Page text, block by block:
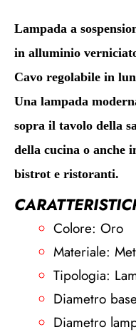
Lampada a
in alluminio
Cavo regolabile in
Una lampada
sopra il tavolo della
della cucina o anche
bistrot e ristoranti.
Colore: Oro
Materiale:
Tipologia:
Diametro
Diametro